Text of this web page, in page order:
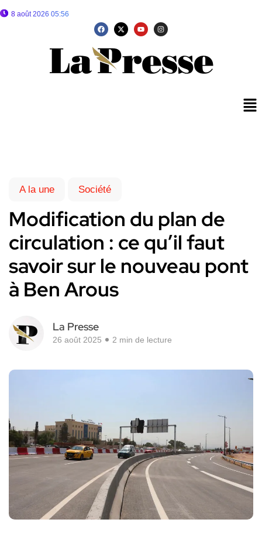
8 août 2026 05:56
A la une Société
Modification du plan de
circulation : ce qu’il faut
savoir sur le nouveau pont
à Ben Arous
La Presse
26 août 2025 2 min de lecture